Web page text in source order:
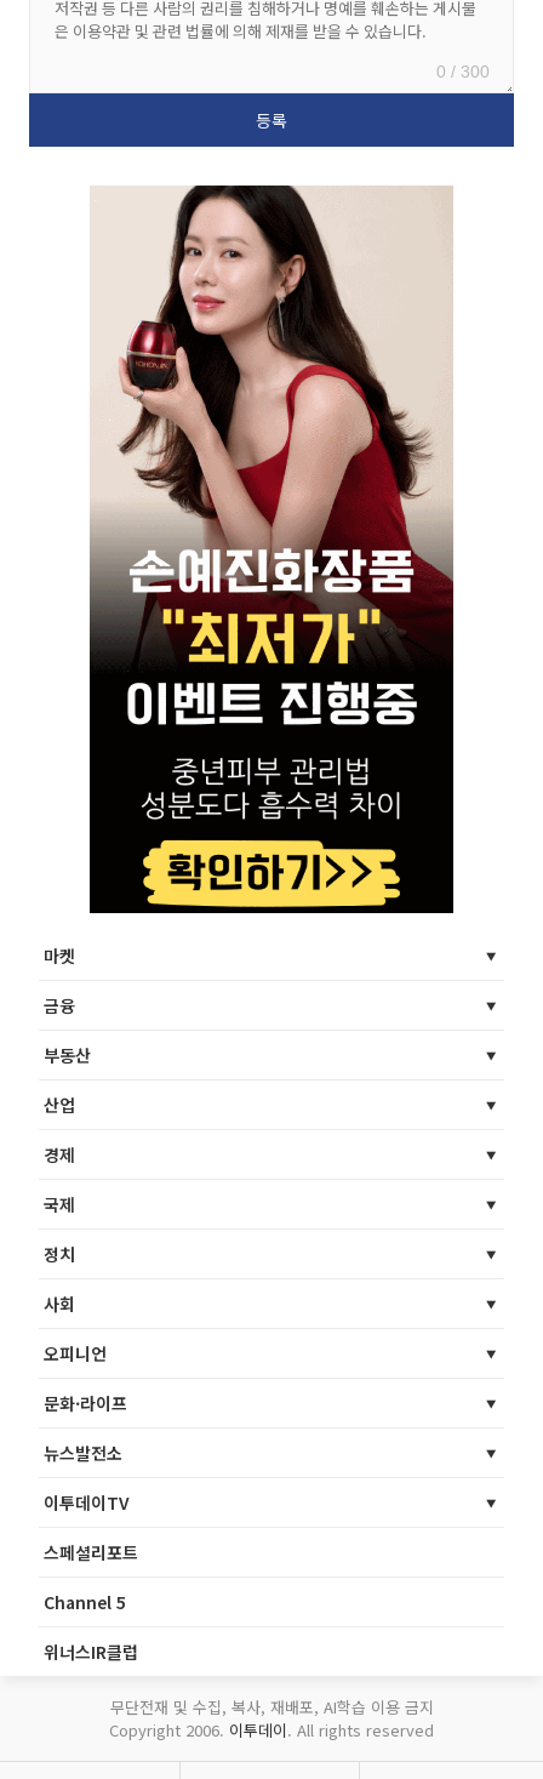
0 / 300
마켓
금융
부동산
산업
경제
국제
정치
사회
오피니언
문화·라이프
뉴스발전소
이투데이TV
스페셜리포트
Channel 5
위너스IR클럽
무단전재 및 수집, 복사, 재배포, AI학습 이용 금지
Copyright 2006. 이투데이. All rights reserved